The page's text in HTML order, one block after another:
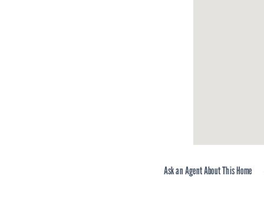
Ask an Agent About This Home